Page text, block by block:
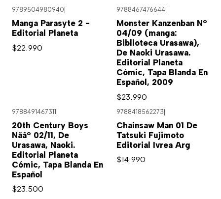
9789504980940
Manga Parasyte 2 -
Editorial Planeta
$22.990
9788467476644
Monster Kanzenban Nº
04/09 (manga:
Biblioteca Urasawa),
De Naoki Urasawa.
Editorial Planeta
Cómic, Tapa Blanda En
Español, 2009
$23.990
9788491467311|
20th Century Boys
Nãâº 02/11, De
Urasawa, Naoki.
Editorial Planeta
Cómic, Tapa Blanda En
Español
$23.500
9788418562273|
Chainsaw Man 01 De
Tatsuki Fujimoto
Editorial Ivrea Arg
$14.990